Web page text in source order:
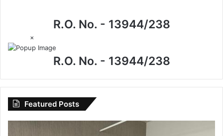
R.O. No. - 13944/238
×
R.O. No. - 13944/238
Featured Posts